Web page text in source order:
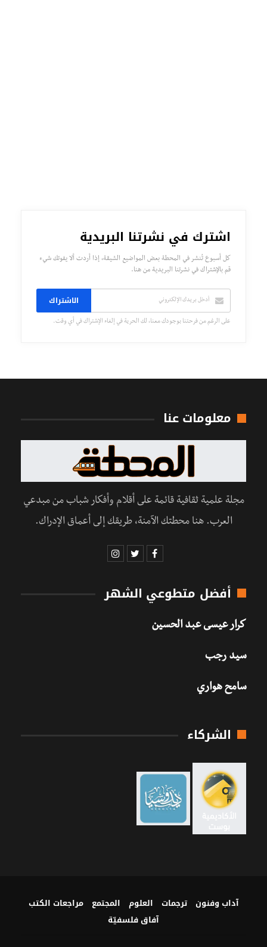
اشترك في نشرتنا البريدية
كل أسبوع تُنشر في المحطة بعض المواضيع الشيقة، إذا أردت ألا يفوتك شيء
قم بالإشتراك في نشرتنا البريدية من هنا.
الاشتراك
على الرغم من فرحتنا بوجودك معنا، لك الحرية في إلغاء الإشتراك في أي وقت.
معلومات عنا
مجلة علمية ثقافية قائمة على أقلام وأفكار شباب من مبدعي
العرب. هنا محطتك الآمنة، طريقك إلى أعماق الإدراك.
أفضل متطوعي الشهر
كرار عيسى عبد الحسين
سيد رجب
سامح هواري
الشركاء
آداب وفنون ترجمات العلوم المجتمع
مراجعات الكتب
آفاق فلسفيّة‎